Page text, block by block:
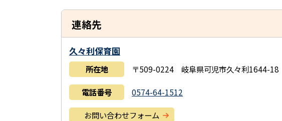
連絡先
久々利保育園
所在地 〒509-0224 岐阜県可児市久々利1644-18
電話番号 0574-64-1512
お問い合わせフォーム